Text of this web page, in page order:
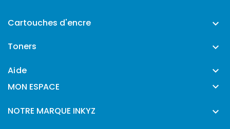
Cartouches d'encre 
Toners 
Aide 
MON ESPACE 
NOTRE MARQUE INKYZ 